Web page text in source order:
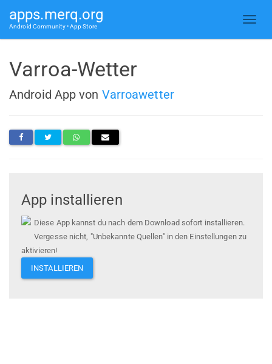
apps.merq.org
Android Community • App Store
Varroa-Wetter
Android App von Varroawetter
App installieren
Diese App kannst du nach dem Download sofort installieren.
Vergesse nicht, "Unbekannte Quellen" in den Einstellungen zu
aktivieren!
INSTALLIEREN